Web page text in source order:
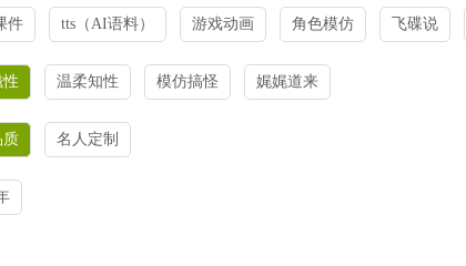
件 tts（AI语料） 游戏动画 角色模仿 飞碟说
性 温柔知性 模仿搞怪 娓娓道来
质 名人定制